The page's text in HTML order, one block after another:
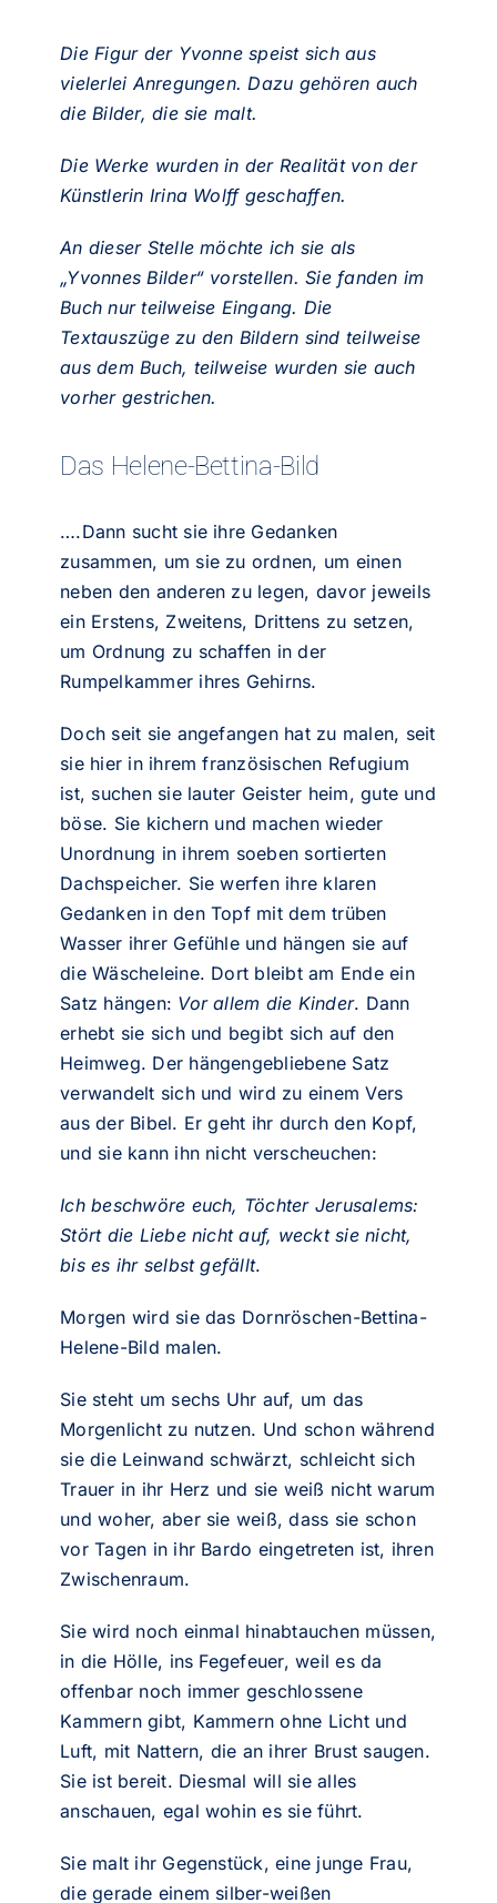
Die Figur der Yvonne speist sich aus
vielerlei Anregungen. Dazu gehören auch
die Bilder, die sie malt.
Die Werke wurden in der Realität von der
Künstlerin Irina Wolff geschaffen.
An dieser Stelle möchte ich sie als
„Yvonnes Bilder“ vorstellen. Sie fanden im
Buch nur teilweise Eingang. Die
Textauszüge zu den Bildern sind teilweise
aus dem Buch, teilweise wurden sie auch
vorher gestrichen.
Das Helene-Bettina-Bild
….Dann sucht sie ihre Gedanken
zusammen, um sie zu ordnen, um einen
neben den anderen zu legen, davor jeweils
ein Erstens, Zweitens, Drittens zu setzen,
um Ordnung zu schaffen in der
Rumpelkammer ihres Gehirns.
Doch seit sie angefangen hat zu malen, seit
sie hier in ihrem französischen Refugium
ist, suchen sie lauter Geister heim, gute und
böse. Sie kichern und machen wieder
Unordnung in ihrem soeben sortierten
Dachspeicher. Sie werfen ihre klaren
Gedanken in den Topf mit dem trüben
Wasser ihrer Gefühle und hängen sie auf
die Wäscheleine. Dort bleibt am Ende ein
Satz hängen: Vor allem die Kinder. Dann
erhebt sie sich und begibt sich auf den
Heimweg. Der hängengebliebene Satz
verwandelt sich und wird zu einem Vers
aus der Bibel. Er geht ihr durch den Kopf,
und sie kann ihn nicht verscheuchen:
Ich beschwöre euch, Töchter Jerusalems:
Stört die Liebe nicht auf, weckt sie nicht,
bis es ihr selbst gefällt.
Morgen wird sie das Dornröschen-Bettina-
Helene-Bild malen.
Sie steht um sechs Uhr auf, um das
Morgenlicht zu nutzen. Und schon während
sie die Leinwand schwärzt, schleicht sich
Trauer in ihr Herz und sie weiß nicht warum
und woher, aber sie weiß, dass sie schon
vor Tagen in ihr Bardo eingetreten ist, ihren
Zwischenraum.
Sie wird noch einmal hinabtauchen müssen,
in die Hölle, ins Fegefeuer, weil es da
offenbar noch immer geschlossene
Kammern gibt, Kammern ohne Licht und
Luft, mit Nattern, die an ihrer Brust saugen.
Sie ist bereit. Diesmal will sie alles
anschauen, egal wohin es sie führt.
Sie malt ihr Gegenstück, eine junge Frau,
die gerade einem silber-weißen